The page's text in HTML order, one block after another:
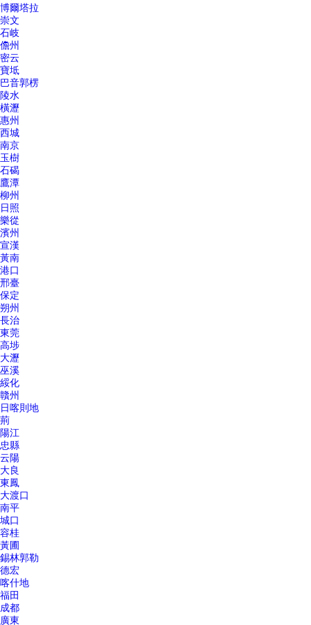
博爾塔拉
崇文
石岐
儋州
密云
寶坻
巴音郭楞
陵水
橫瀝
惠州
西城
南京
玉樹
石碣
鷹潭
柳州
日照
樂從
濱州
宣漢
黃南
港口
邢臺
保定
朔州
長治
東莞
高埗
大瀝
巫溪
綏化
贛州
日喀則地
荊
陽江
忠縣
云陽
大良
東鳳
大渡口
南平
城口
容桂
黃圃
錫林郭勒
德宏
喀什地
福田
成都
廣東